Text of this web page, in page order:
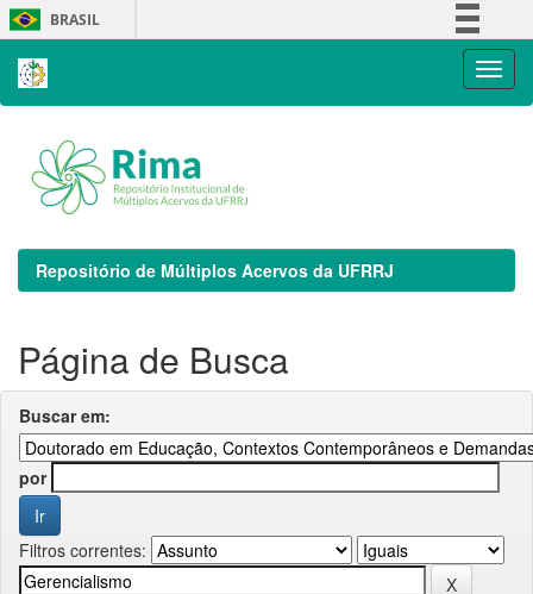
Skip
navigation
BRASIL
Repositório de Múltiplos Acervos da UFRRJ
Página de Busca
Buscar em:
por
Filtros correntes: